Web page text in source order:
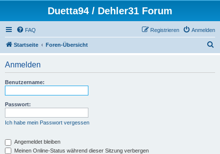
Duetta94 / Dehler31 Forum
FAQ Anmelden
Registrieren
Startseite Foren-Übersicht
Anmelden
Benutzername:
Passwort:
Ich habe mein Passwort vergessen
Angemeldet bleiben
Meinen Online-Status während dieser Sitzung verbergen